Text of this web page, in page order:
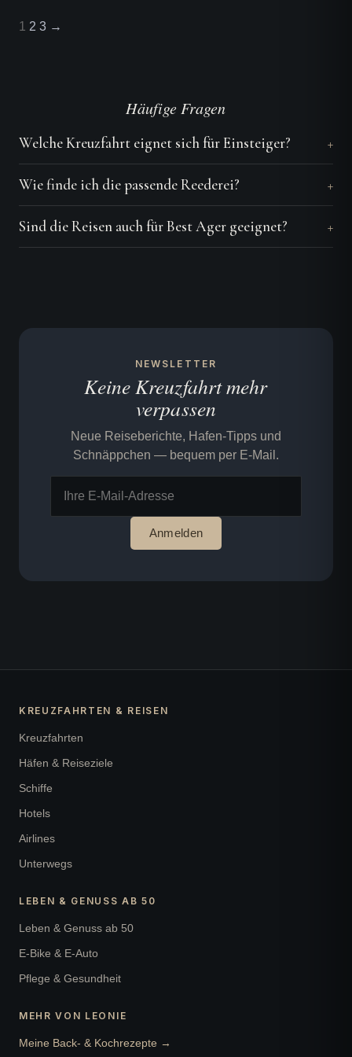
1 2 3 →
Häufige Fragen
Welche Kreuzfahrt eignet sich für Einsteiger?
Wie finde ich die passende Reederei?
Sind die Reisen auch für Best Ager geeignet?
NEWSLETTER
Keine Kreuzfahrt mehr
verpassen
Neue Reiseberichte, Hafen-Tipps und
Schnäppchen — bequem per E-Mail.
Anmelden
KREUZFAHRTEN & REISEN
Kreuzfahrten
Häfen & Reiseziele
Schiffe
Hotels
Airlines
Unterwegs
LEBEN & GENUSS AB 50
Leben & Genuss ab 50
E-Bike & E-Auto
Pflege & Gesundheit
MEHR VON LEONIE
Meine Back- & Kochrezepte →